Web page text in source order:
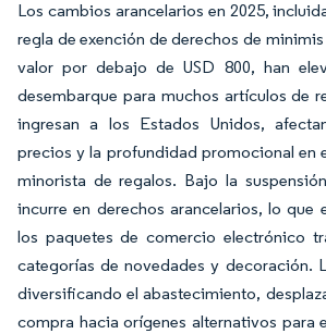
Los cambios arancelarios en 2025,
regla de exención de derechos de
valor por debajo de USD 800, han
desembarque para muchos artículos de
ingresan a los Estados Unidos,
precios y la profundidad promocional en
minorista de regalos. Bajo la
incurre en derechos arancelarios, lo que
los paquetes de comercio electrónico
categorías de novedades y decoración.
diversificando el abastecimiento,
compra hacia orígenes alternativos para